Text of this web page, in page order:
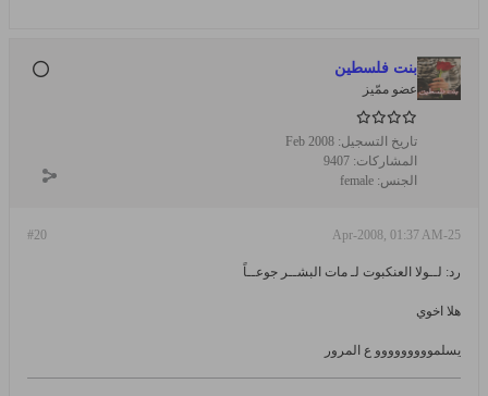
بنت فلسطين
عضو ممّيز
تاريخ التسجيل: Feb 2008
المشاركات: 9407
الجنس: female
#20 25-Apr-2008, 01:37 AM
رد: لــولا العنكبوت لـ مات البشــر جوعــاً
هلا اخوي
يسلمووووووووو ع المرور